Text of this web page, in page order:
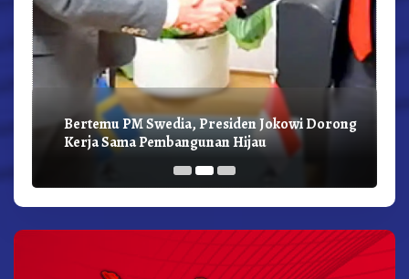
Bertemu PM Swedia, Presiden Jokowi Dorong
Kerja Sama Pembangunan Hijau